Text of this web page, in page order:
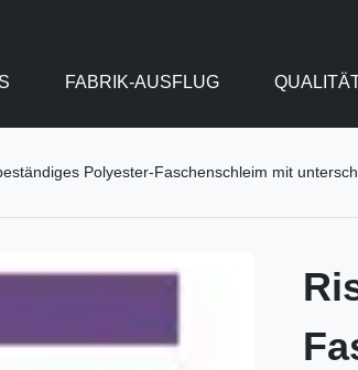
FABRIK-AUSFLUG
Polyester-Faschenschleim mit